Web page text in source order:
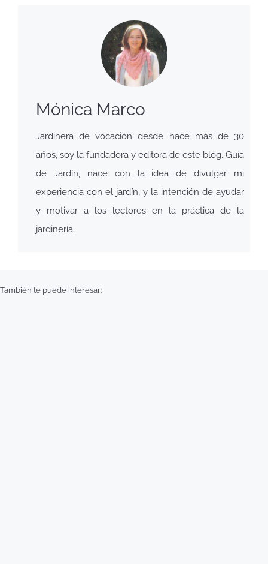
Mónica Marco
Jardinera de vocación desde hace más de 30
años, soy la fundadora y editora de este blog. Guía
de Jardín, nace con la idea de divulgar mi
experiencia con el jardín, y la intención de ayudar
y motivar a los lectores en la práctica de la
jardinería.
También te puede interesar: